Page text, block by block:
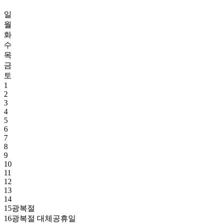
일
월
화
수
목
금
토
1
2
3
4
5
6
7
8
9
10
11
12
13
14
15광복절
16광복절 대체공휴일